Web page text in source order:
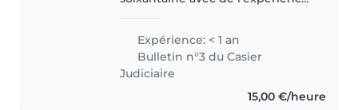
n'aie pas encore complété mon
CAP Petite Enfance, j'ai suivi des
formations spécialisées..
Expérience: < 1 an
Bulletin n°3 du Casier
Judiciaire
15,00 €/heure